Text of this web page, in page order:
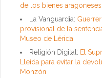
de los bienes aragoneses
La Vanguardia:
provisional de la
Museo de Lérida
Religión Digital: El
Lleida para evitar la
Monzón